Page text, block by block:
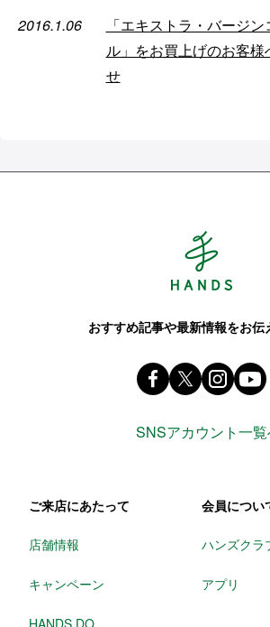
2016.1.06
「エキストラ・バージ
ル」をお買上げのお客
せ
おすすめ記事や最新情報をお伝
Facebook ハン
X(旧
SNSアカウント一
ご来店にあたって
店舗情報
キャンペーン
HANDS DO
会員につい
ハンズクラ
アプリ